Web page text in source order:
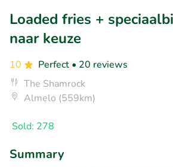
Loaded fries +
naar keuze
10 Perfect • 20 reviews
The Shamrock
Almelo (559km)
Sold: 278
Summary